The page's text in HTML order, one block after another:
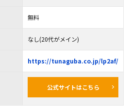
無料
なし(20代がメイン)
https://tunaguba.co.jp/lp2af/
公式サイトはこちら